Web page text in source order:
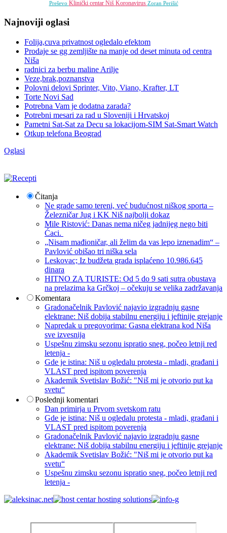
Preševo Klinički centar Niš Koronavirus Zoran Perišić
Najnoviji oglasi
Folija,cuva privatnost ogledalo efektom
Prodaje se gg zemljište na manje od deset minuta od centra
Niša
radnici za berbu maline Arilje
Veze,brak,poznanstva
Polovni delovi Sprinter, Vito, Viano, Krafter, LT
Torte Novi Sad
Potrebna Vam je dodatna zarada?
Potrebni mesari za rad u Sloveniji i Hrvatskoj
Pametni Sat-Sat za Decu sa lokacijom-SIM Sat-Smart Watch
Otkup telefona Beograd
Oglasi
Čitanja
Ne grade samo tereni, već budućnost niškog sporta –
Železničar Jug i KK Niš najbolji dokaz
Mile Ristović: Danas nema ničeg jadnijeg nego biti
Ćaci.
„Nisam mađioničar, ali želim da vas lepo iznenadim“ –
Pavlović obišao tri niška sela
Leskovac; Iz budžeta grada isplaćeno 10.986.645
dinara
HITNO ZA TURISTE: Od 5 do 9 sati sutra obustava
na prelazima ka Grčkoj – očekuju se velika zadržavanja
Komentara
Gradonačelnik Pavlović najavio izgradnju gasne
elektrane: Niš dobija stabilnu energiju i jeftinije grejanje
Napredak u pregovorima: Gasna elektrana kod Niša
sve izvesnija
Uspešnu zimsku sezonu ispratio sneg, počeo letnji red
letenja -
Gde je istina: Niš u ogledalu protesta - mladi, građani i
VLAST pred ispitom poverenja
Akademik Svetislav Božić: "Niš mi je otvorio put ka
svetu“
Poslednji komentari
Dan primirja u Prvom svetskom ratu
Gde je istina: Niš u ogledalu protesta - mladi, građani i
VLAST pred ispitom poverenja
Gradonačelnik Pavlović najavio izgradnju gasne
elektrane: Niš dobija stabilnu energiju i jeftinije grejanje
Akademik Svetislav Božić: "Niš mi je otvorio put ka
svetu“
Uspešnu zimsku sezonu ispratio sneg, počeo letnji red
letenja -